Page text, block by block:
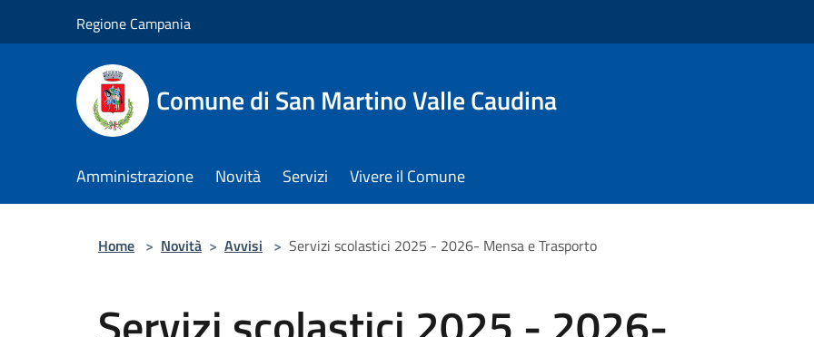
Regione Campania
Comune di San Martino Valle Caudina
Amministrazione Novità Servizi Vivere il Comune
Home > Novità > Avvisi > Servizi scolastici 2025 - 2026- Mensa e Trasporto